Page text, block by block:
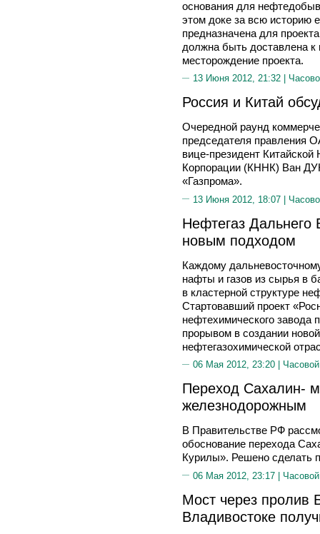
основания для
этом доке за всю историю
предназначена для
должна быть доставлена к
месторождение проекта.
13 Июня 2012, 21:32 |
Россия и Китай
Очередной раунд
председателя
вице-президент
Корпорации (КННК) Ван
«Газпрома».
13 Июня 2012, 18:07 |
Нефтегаз Дальнего
новым подходом
Каждому
нафты и газов из сырья в
в кластерной структуре
Стартовавший проект
нефтехимического завода
прорывом в создании
нефтегазохимической
06 Мая 2012, 23:20 |
Переход Сахалин-
железнодорожным
В Правительстве РФ
обоснование перехода
Курилы». Решено сделать
06 Мая 2012, 23:17 |
Мост через пролив
Владивостоке